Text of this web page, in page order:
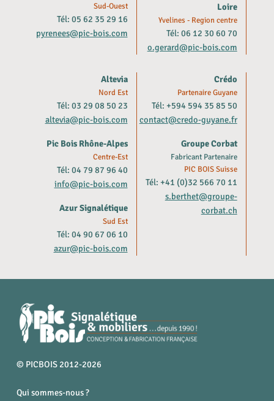
Sud-Ouest
Tél: 05 62 35 29 16
pyrenees@pic-bois.com
Loire
Yvelines - Region centre
Tél: 06 12 30 60 70
o.gerard@pic-bois.com
Altevia
Nord Est
Tél: 03 29 08 50 23
altevia@pic-bois.com
Pic Bois Rhône-Alpes
Centre-Est
Tél: 04 79 87 96 40
info@pic-bois.com
Azur Signalétique
Sud Est
Tél: 04 90 67 06 10
azur@pic-bois.com
Crédo
Partenaire Guyane
Tél: +594 594 35 85 50
contact@credo-guyane.fr
Groupe Corbat
Fabricant Partenaire
PIC BOIS Suisse
Tél: +41 (0)32 566 70 11
s.berthet@groupe-
corbat.ch
© PICBOIS 2012-2026
Qui sommes-nous ?